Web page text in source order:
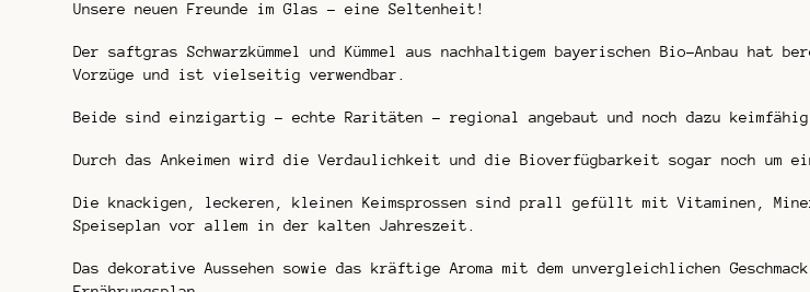
Unsere neuen Freunde im Glas – eine Seltenheit!
Der saftgras Schwarzkümmel und Kümmel aus nachhaltigem bayerischen Bio-Anbau
Vorzüge und ist vielseitig verwendbar.
Beide sind einzigartig – echte Raritäten – regional angebaut und noch dazu
Durch das Ankeimen wird die Verdaulichkeit und die Bioverfügbarkeit sogar noch um
Die knackigen, leckeren, kleinen Keimsprossen sind prall gefüllt mit Vitaminen,
Speiseplan vor allem in der kalten Jahreszeit.
Das dekorative Aussehen sowie das kräftige Aroma mit dem unvergleichlichen